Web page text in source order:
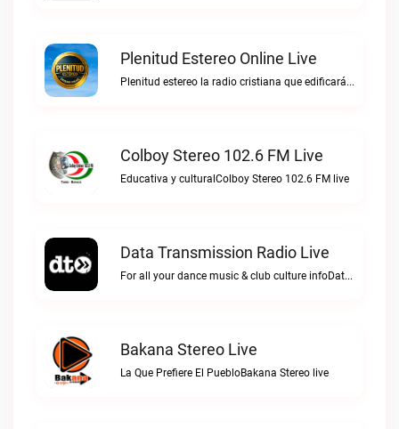
Plenitud Estereo Online Live
Plenitud estereo la radio cristiana que edificará tu vida.Plenitud Estereo Online live
Colboy Stereo 102.6 FM Live
Educativa y culturalColboy Stereo 102.6 FM live
Data Transmission Radio Live
For all your dance music & club culture infoData Transmission Radio live
Bakana Stereo Live
La Que Prefiere El PuebloBakana Stereo live